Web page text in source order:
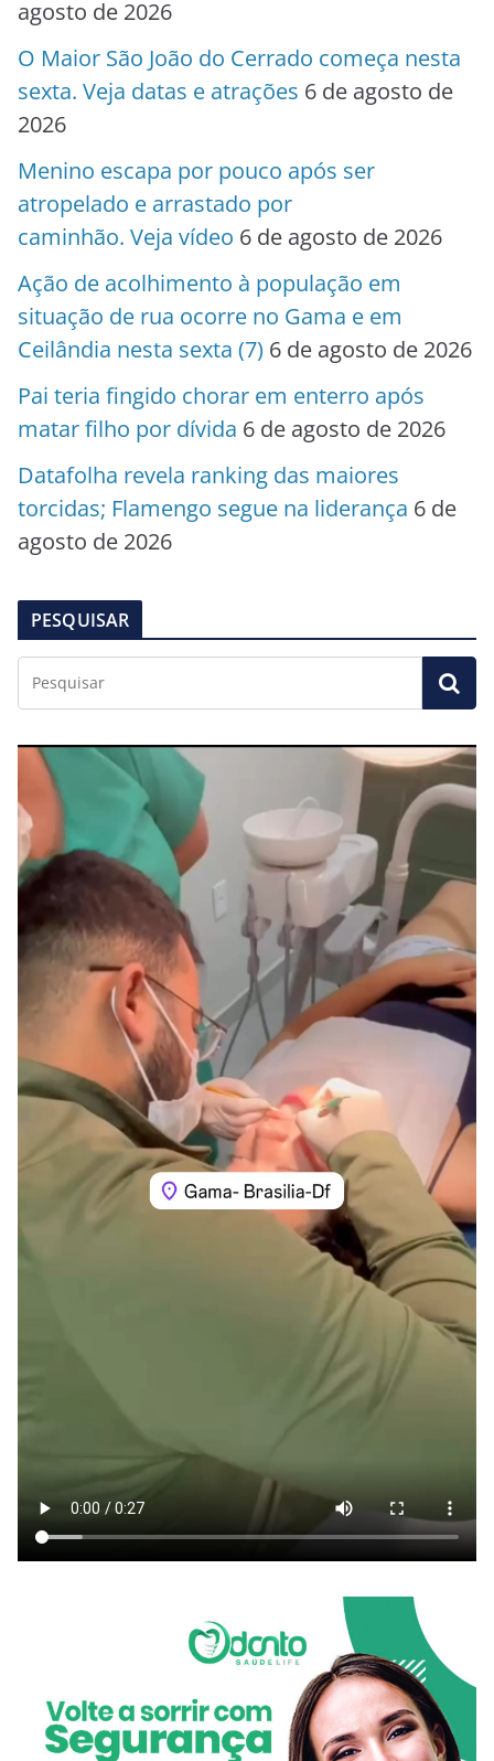
agosto de 2026
O Maior São João do Cerrado começa nesta
sexta. Veja datas e atrações 6 de agosto de
2026
Menino escapa por pouco após ser
atropelado e arrastado por
caminhão. Veja vídeo 6 de agosto de 2026
Ação de acolhimento à população em
situação de rua ocorre no Gama e em
Ceilândia nesta sexta (7) 6 de agosto de 2026
Pai teria fingido chorar em enterro após
matar filho por dívida 6 de agosto de 2026
Datafolha revela ranking das maiores
torcidas; Flamengo segue na liderança 6 de
agosto de 2026
PESQUISAR